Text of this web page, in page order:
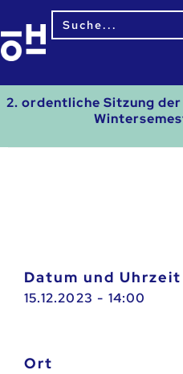
Search
for:
2. ordentliche Sitzung
Datum und Uhrzeit
15.12.2023 - 14:00
Ort